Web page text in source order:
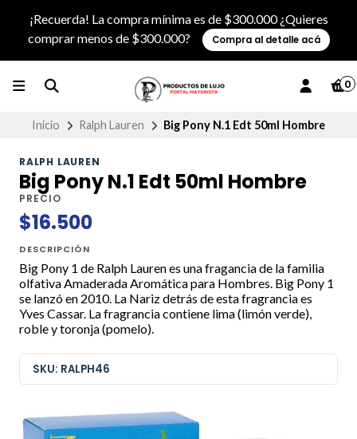
¡Recuerda! La compra mínima es de $300.000 ¿Quieres
comprar menos de $300.000?
Compra al detalle acá
0
Inicio Ralph Lauren Big Pony N.1 Edt 50ml Hombre
RALPH LAUREN
Big Pony N.1 Edt 50ml Hombre
PRECIO
$16.500
DESCRIPCIÓN
Big Pony 1 de Ralph Lauren es una fragancia de la familia
olfativa Amaderada Aromática para Hombres. Big Pony 1
se lanzó en 2010. La Nariz detrás de esta fragrancia es
Yves Cassar. La fragrancia contiene lima (limón verde),
roble y toronja (pomelo).
SKU: RALPH46